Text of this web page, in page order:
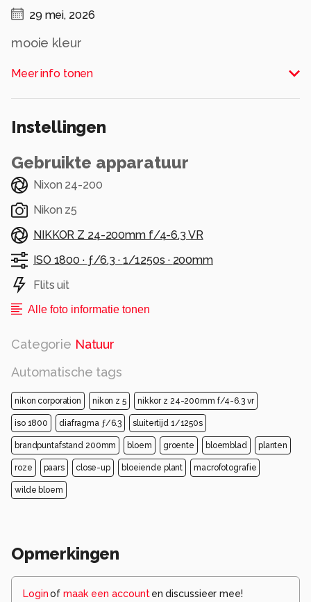
29 mei, 2026
mooie kleur
Alle rechten voorbehouden
Meer info tonen
Instellingen
Gebruikte apparatuur
Nixon 24-200
Nikon z5
NIKKOR Z 24-200mm f/4-6.3 VR
ISO 1800 · ƒ/6.3 · 1/1250s · 200mm
Flits uit
Alle foto informatie tonen
Categorie Natuur
Automatische tags
nikon corporation nikon z 5 nikkor z 24-200mm f/4-6.3 vr
iso 1800 diafragma ƒ/6.3 sluitertijd 1/1250s
brandpuntafstand 200mm bloem groente bloemblad planten
roze paars close-up bloeiende plant macrofotografie
wilde bloem
Opmerkingen
Loginof maak een account en discussieer mee!